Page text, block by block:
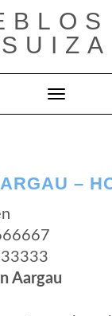
SUIZA
Cambiar
–
Aargau